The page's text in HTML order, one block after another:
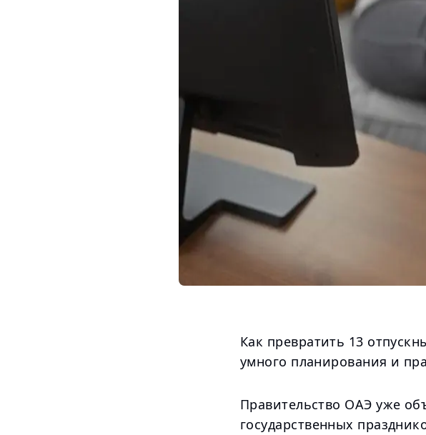
Как превратить 13
умного планирования и
Правительство ОАЭ уже
государственных